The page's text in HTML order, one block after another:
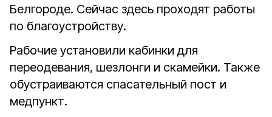
Белгороде. Сейчас здесь проходят работы
по благоустройству.
Рабочие установили кабинки для
переодевания, шезлонги и скамейки. Также
обустраиваются спасательный пост и
медпункт.